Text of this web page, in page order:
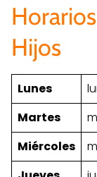
Hijos
Lunes
Martes
Miércoles